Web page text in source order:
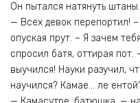
Он пытался натянуть штаны.
— Всех девок перепортил!
опуская прут. – Я зачем
спросил батя, оттирая
выучился! Науки разучил,
научился? Камае… ле